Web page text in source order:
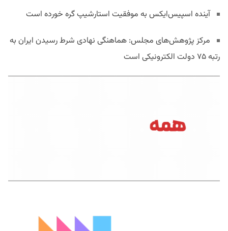
آینده اسپیس‌ایکس به موفقیت استارشیپ گره خورده است
مرکز پژوهش‌های مجلس: هماهنگی نهادی شرط رسیدن ایران به
رتبه ۷۵ دولت الکترونیکی است